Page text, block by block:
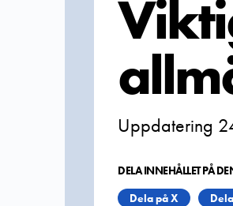
Uppdatering
DELA INNEHÅLLET PÅ
Dela på X